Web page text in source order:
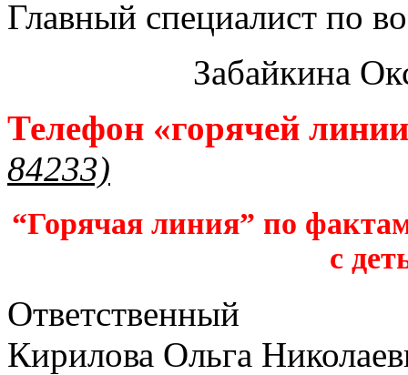
Главный специалист по
Забайкина
Телефон «горячей
84233)
“Горячая линия” по
с
Ответственный
Кирилова Ольга